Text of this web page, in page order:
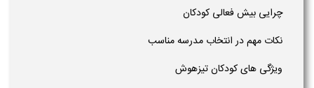
چرایی بیش فعالی کودکان
نکات مهم در انتخاب مدرسه مناسب
ویژگی های کودکان تیزهوش